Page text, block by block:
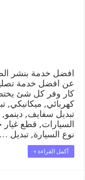
افضل خدمة بنشر
عن افضل خدمة
كار وفر كل شئ
كهربائي, ميكانيكي,
تبديل سفايف,
السيارات, قطع
نوع السيارة, تبديل …
أكمل القراءة »